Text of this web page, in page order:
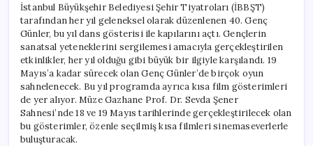
Gösterisiyle
Başladı:
Hazır
Mıyız?
için
İstanbul Büyükşehir Belediyesi Şehir Tiyatroları (İBBŞT)
tarafından her yıl geleneksel olarak düzenlenen 40. Genç
Günler, bu yıl dans gösterisi ile kapılarını açtı. Gençlerin
sanatsal yeteneklerini sergilemesi amacıyla gerçekleştirilen
etkinlikler, her yıl olduğu gibi büyük bir ilgiyle karşılandı. 19
Mayıs’a kadar sürecek olan Genç Günler’de birçok oyun
sahnelenecek. Bu yıl programda ayrıca kısa film gösterimleri
de yer alıyor. Müze Gazhane Prof. Dr. Sevda Şener
Sahnesi’nde 18 ve 19 Mayıs tarihlerinde gerçekleştirilecek olan
bu gösterimler, özenle seçilmiş kısa filmleri sinemaseverlerle
buluşturacak.